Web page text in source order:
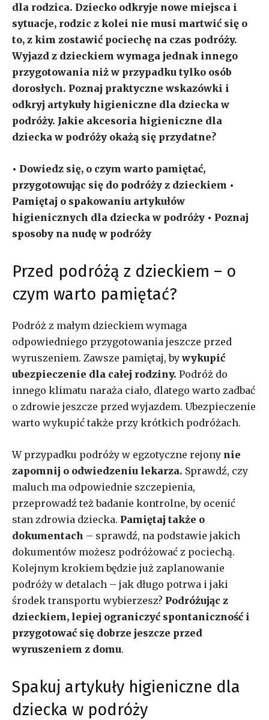
dla rodzica. Dziecko odkryje nowe miejsca i
sytuacje, rodzic z kolei nie musi martwić się o
to, z kim zostawić pociechę na czas podróży.
Wyjazd z dzieckiem wymaga jednak innego
przygotowania niż w przypadku tylko osób
dorosłych. Poznaj praktyczne wskazówki i
odkryj artykuły higieniczne dla dziecka w
podróży. Jakie akcesoria higieniczne dla
dziecka w podróży okażą się przydatne?
• Dowiedz się, o czym warto pamiętać,
przygotowując się do podróży z dzieckiem •
Pamiętaj o spakowaniu artykułów
higienicznych dla dziecka w podróży • Poznaj
sposoby na nudę w podróży
Przed podróżą z dzieckiem – o
czym warto pamiętać?
Podróż z małym dzieckiem wymaga
odpowiedniego przygotowania jeszcze przed
wyruszeniem. Zawsze pamiętaj, by wykupić
ubezpieczenie dla całej rodziny. Podróż do
innego klimatu naraża ciało, dlatego warto zadbać
o zdrowie jeszcze przed wyjazdem. Ubezpieczenie
warto wykupić także przy krótkich podróżach.
W przypadku podróży w egzotyczne rejony nie
zapomnij o odwiedzeniu lekarza. Sprawdź, czy
maluch ma odpowiednie szczepienia,
przeprowadź też badanie kontrolne, by ocenić
stan zdrowia dziecka. Pamiętaj także o
dokumentach – sprawdź, na podstawie jakich
dokumentów możesz podróżować z pociechą.
Kolejnym krokiem będzie już zaplanowanie
podróży w detalach – jak długo potrwa i jaki
środek transportu wybierzesz? Podróżując z
dzieckiem, lepiej ograniczyć spontaniczność i
przygotować się dobrze jeszcze przed
wyruszeniem z domu.
Spakuj artykuły higieniczne dla
dziecka w podróży